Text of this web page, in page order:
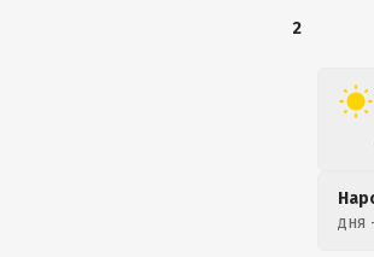
2
дня